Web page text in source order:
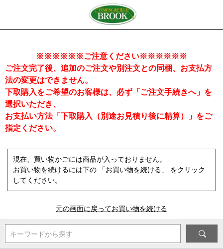
※※※※※※ご注意ください※※※※※※
ご注文完了後、追加のご注文や別注文との同梱、お支払方
法の変更はできません。
下取購入をご希望のお客様は、必ず「ご注文手続きへ」を
選択いただき、
お支払い方法「下取購入（別途お見積り後に精算）」をご
指定ください。
現在、買い物かごには商品が入っておりません。
お買い物を続けるには下の 「お買い物を続ける」 をクリック
してください。
元の画面に戻ってお買い物を続ける
キーワードから探す